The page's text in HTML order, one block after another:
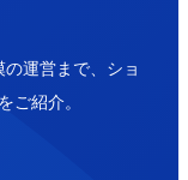
運営まで、ショ
ご紹介。